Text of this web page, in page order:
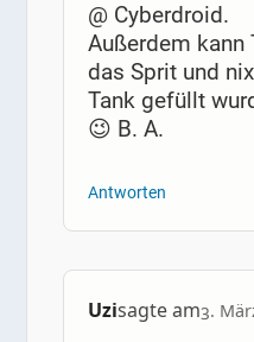
@ Cyberdroid.
Außerdem kann
das Sprit und
Tank gefüllt
😉 B. A.
Antworten
Uzisagte am3.